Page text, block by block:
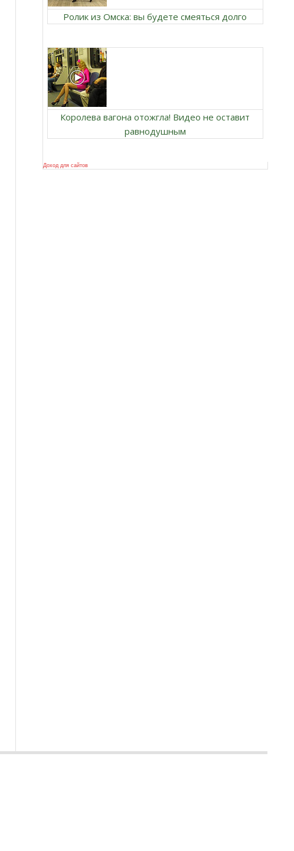
Ролик из Омска: вы будете смеяться долго
Королева вагона отожгла! Видео не оставит
равнодушным
Доход для сайтов